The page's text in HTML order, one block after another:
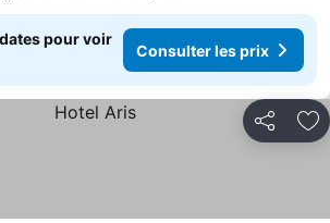
pour voir
Consulter les prix
Partager